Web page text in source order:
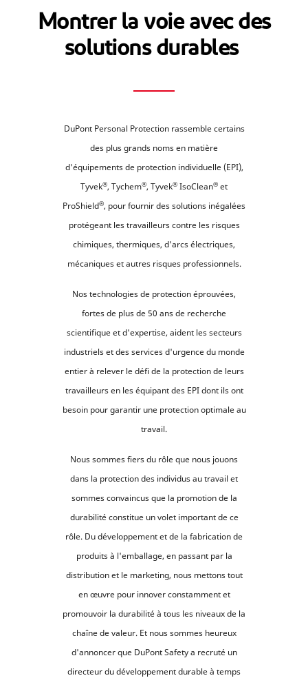
Montrer la voie avec des
solutions durables
DuPont Personal Protection rassemble certains
des plus grands noms en matière
d'équipements de protection individuelle (EPI),
Tyvek®, Tychem®, Tyvek® IsoClean® et
ProShield®, pour fournir des solutions inégalées
protégeant les travailleurs contre les risques
chimiques, thermiques, d'arcs électriques,
mécaniques et autres risques professionnels.
Nos technologies de protection éprouvées,
fortes de plus de 50 ans de recherche
scientifique et d'expertise, aident les secteurs
industriels et des services d'urgence du monde
entier à relever le défi de la protection de leurs
travailleurs en les équipant des EPI dont ils ont
besoin pour garantir une protection optimale au
travail.
Nous sommes fiers du rôle que nous jouons
dans la protection des individus au travail et
sommes convaincus que la promotion de la
durabilité constitue un volet important de ce
rôle. Du développement et de la fabrication de
produits à l'emballage, en passant par la
distribution et le marketing, nous mettons tout
en œuvre pour innover constamment et
promouvoir la durabilité à tous les niveaux de la
chaîne de valeur. Et nous sommes heureux
d'annoncer que DuPont Safety a recruté un
directeur du développement durable à temps